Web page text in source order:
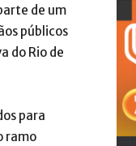
de um
públicos
do Rio de
para
ramo